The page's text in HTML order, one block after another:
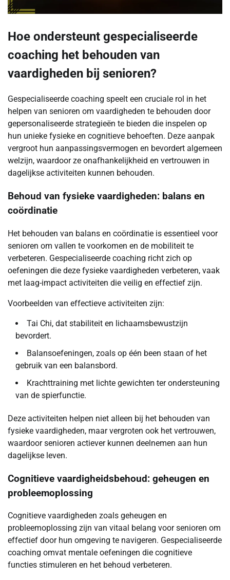
Hoe ondersteunt gespecialiseerde
coaching het behouden van
vaardigheden bij senioren?
Gespecialiseerde coaching speelt een cruciale rol in het
helpen van senioren om vaardigheden te behouden door
gepersonaliseerde strategieën te bieden die inspelen op
hun unieke fysieke en cognitieve behoeften. Deze aanpak
vergroot hun aanpassingsvermogen en bevordert algemeen
welzijn, waardoor ze onafhankelijkheid en vertrouwen in
dagelijkse activiteiten kunnen behouden.
Behoud van fysieke vaardigheden: balans en
coördinatie
Het behouden van balans en coördinatie is essentieel voor
senioren om vallen te voorkomen en de mobiliteit te
verbeteren. Gespecialiseerde coaching richt zich op
oefeningen die deze fysieke vaardigheden verbeteren, vaak
met laag-impact activiteiten die veilig en effectief zijn.
Voorbeelden van effectieve activiteiten zijn:
Tai Chi, dat stabiliteit en lichaamsbewustzijn
bevordert.
Balansoefeningen, zoals op één been staan of het
gebruik van een balansbord.
Krachttraining met lichte gewichten ter ondersteuning
van de spierfunctie.
Deze activiteiten helpen niet alleen bij het behouden van
fysieke vaardigheden, maar vergroten ook het vertrouwen,
waardoor senioren actiever kunnen deelnemen aan hun
dagelijkse leven.
Cognitieve vaardigheidsbehoud: geheugen en
probleemoplossing
Cognitieve vaardigheden zoals geheugen en
probleemoplossing zijn van vitaal belang voor senioren om
effectief door hun omgeving te navigeren. Gespecialiseerde
coaching omvat mentale oefeningen die cognitieve
functies stimuleren en het behoud verbeteren.